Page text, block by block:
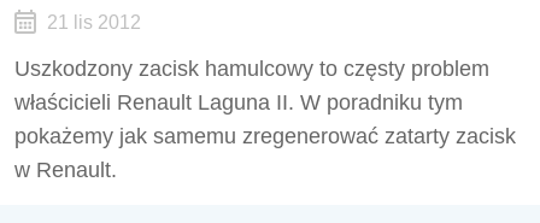
21 lis 2012
Uszkodzony zacisk hamulcowy to częsty problem
właścicieli Renault Laguna II. W poradniku tym
pokażemy jak samemu zregenerować zatarty zacisk
w Renault.